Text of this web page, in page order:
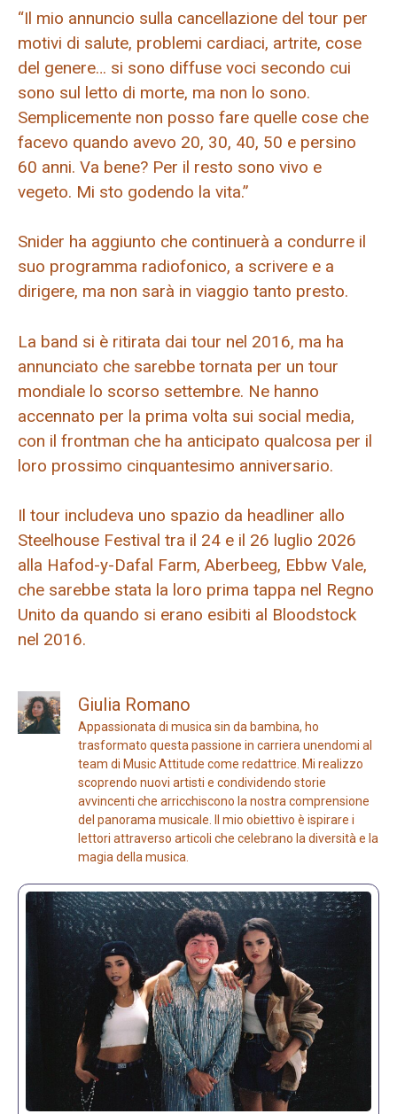
“Il mio annuncio sulla cancellazione del tour per
motivi di salute, problemi cardiaci, artrite, cose
del genere… si sono diffuse voci secondo cui
sono sul letto di morte, ma non lo sono.
Semplicemente non posso fare quelle cose che
facevo quando avevo 20, 30, 40, 50 e persino
60 anni. Va bene? Per il resto sono vivo e
vegeto. Mi sto godendo la vita.”
Snider ha aggiunto che continuerà a condurre il
suo programma radiofonico, a scrivere e a
dirigere, ma non sarà in viaggio tanto presto.
La band si è ritirata dai tour nel 2016, ma ha
annunciato che sarebbe tornata per un tour
mondiale lo scorso settembre. Ne hanno
accennato per la prima volta sui social media,
con il frontman che ha anticipato qualcosa per il
loro prossimo cinquantesimo anniversario.
Il tour includeva uno spazio da headliner allo
Steelhouse Festival tra il 24 e il 26 luglio 2026
alla Hafod-y-Dafal Farm, Aberbeeg, Ebbw Vale,
che sarebbe stata la loro prima tappa nel Regno
Unito da quando si erano esibiti al Bloodstock
nel 2016.
Giulia Romano
Appassionata di musica sin da bambina, ho
trasformato questa passione in carriera unendomi al
team di Music Attitude come redattrice. Mi realizzo
scoprendo nuovi artisti e condividendo storie
avvincenti che arricchiscono la nostra comprensione
del panorama musicale. Il mio obiettivo è ispirare i
lettori attraverso articoli che celebrano la diversità e la
magia della musica.